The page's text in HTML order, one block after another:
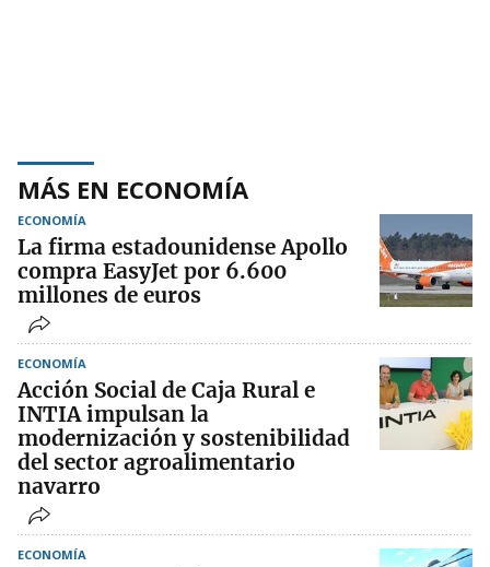
MÁS EN ECONOMÍA
ECONOMÍA
La firma estadounidense Apollo
compra EasyJet por 6.600
millones de euros
ECONOMÍA
Acción Social de Caja Rural e
INTIA impulsan la
modernización y sostenibilidad
del sector agroalimentario
navarro
ECONOMÍA